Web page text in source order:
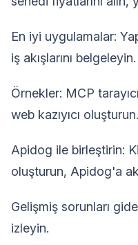
En iyi uygulamalar:
iş akışlarını belgeleyin.
Örnekler: MCP
web kazıyıcı oluşturun.
Apidog ile birleştirin:
oluşturun, Apidog'a
Gelişmiş sorunları
izleyin.